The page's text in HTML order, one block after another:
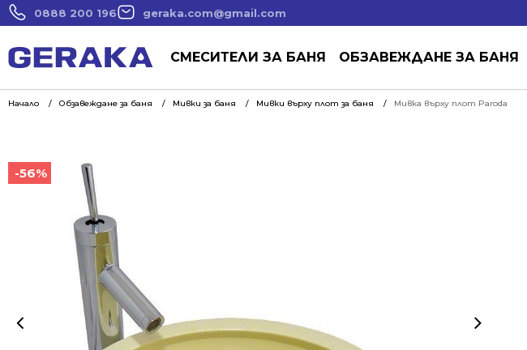
0888 200 196 geraka.com@gmail.com
СМЕСИТЕЛИ ЗА БАНЯ ОБЗАВЕЖДАНЕ ЗА БАНЯ
Начало Обзавеждане за баня Мивки за баня Мивки върху плот за баня Мивка върху плот Paroda
-56%
-56%